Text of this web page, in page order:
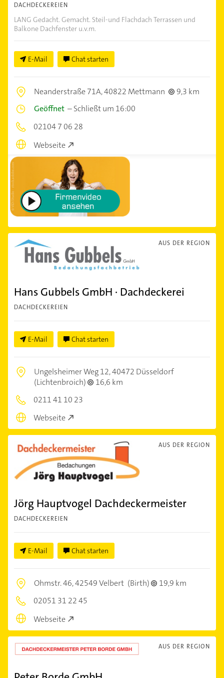
DACHDECKEREIEN
LANG Gedacht. Gemacht. Steil-und Flachdach Terrassen und
Balkone Dachfenster u.v.m.
E-Mail Chat starten
Neanderstraße 71A,40822 Mettmann
9,3 km
Geöffnet –Schließt um 16:00
02104 7 06 28
Webseite
AUS DER REGION
Hans Gubbels GmbH · Dachdeckerei
DACHDECKEREIEN
E-Mail Chat starten
Ungelsheimer Weg 12,40472 Düsseldorf
(Lichtenbroich)
16,6 km
0211 41 10 23
Webseite
AUS DER REGION
Jörg Hauptvogel Dachdeckermeister
DACHDECKEREIEN
E-Mail Chat starten
Ohmstr. 46,42549 Velbert (Birth)
19,9 km
02051 31 22 45
Webseite
AUS DER REGION